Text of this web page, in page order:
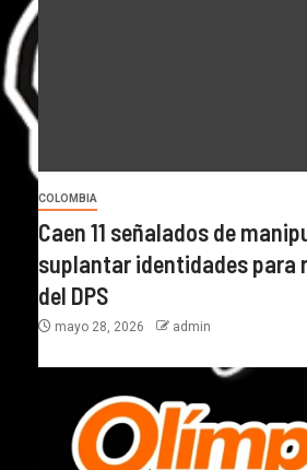
COLOMBIA
Caen 11 señalados de
suplantar identidades para
del DPS
mayo 28, 2026 admin